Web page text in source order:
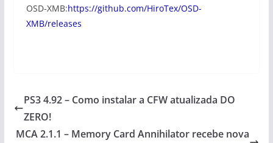
OSD-XMB:https://github.com/HiroTex/OSD-
XMB/releases
PS3 4.92 – Como instalar a CFW atualizada DO
ZERO!
MCA 2.1.1 – Memory Card Annihilator recebe nova